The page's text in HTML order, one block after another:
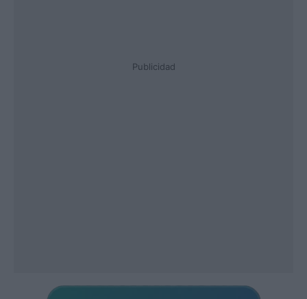
Publicidad